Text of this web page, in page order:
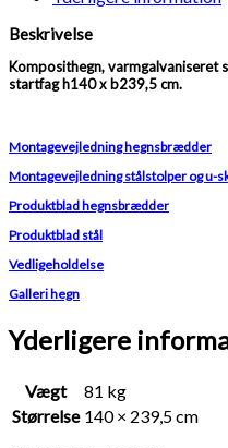
Beskrivelse
Komposithegn,
startfag h140 x b239,5 cm.
Montagevejledning hegnsbrædder
Montagevejledning stålstolper og u-
Produktblad hegnsbrædder
Produktblad stål
Vedligeholdelse
Galleri hegn
Yderligere
Vægt
81 kg
Størrelse 140 × 239,5 cm